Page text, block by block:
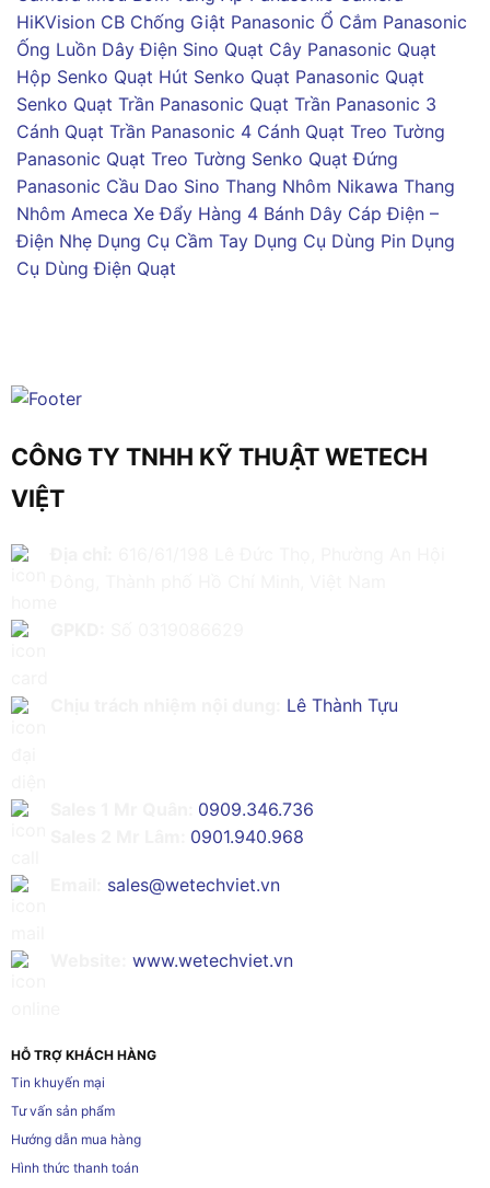
HiKVision CB Chống Giật Panasonic Ổ Cắm Panasonic
Ống Luồn Dây Điện Sino Quạt Cây Panasonic Quạt
Hộp Senko Quạt Hút Senko Quạt Panasonic Quạt
Senko Quạt Trần Panasonic Quạt Trần Panasonic 3
Cánh Quạt Trần Panasonic 4 Cánh Quạt Treo Tường
Panasonic Quạt Treo Tường Senko Quạt Đứng
Panasonic Cầu Dao Sino Thang Nhôm Nikawa Thang
Nhôm Ameca Xe Đẩy Hàng 4 Bánh Dây Cáp Điện –
Điện Nhẹ Dụng Cụ Cầm Tay Dụng Cụ Dùng Pin Dụng
Cụ Dùng Điện Quạt
CÔNG TY TNHH KỸ THUẬT WETECH
VIỆT
Lê Thành Tựu
0909.346.736
0901.940.968
sales@wetechviet.vn
www.wetechviet.vn
HỖ TRỢ KHÁCH HÀNG
Tin khuyến mại
Tư vấn sản phẩm
Hướng dẫn mua hàng
Hình thức thanh toán